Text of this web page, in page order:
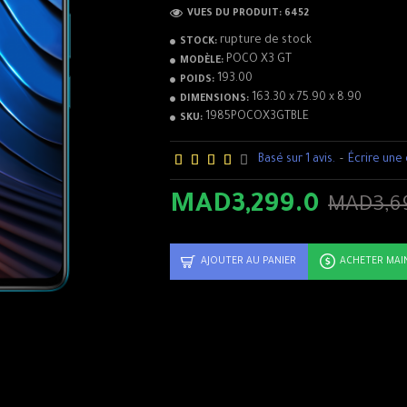
équilibrent efficacement les
chargement plus courts, que vous
STOCK: rupture de stock
MODÈLE: POCO X3 GT
POIDS: 193.00
DIMENSIONS: 163.30 x 75.90 x 8.90
SKU: 1985POCOX3GTBLE
VUES DU PRODUIT: 6452
Basé sur 1 avis. - Écrire
MAD3,299.0
AJOUTER AU PANIER ACHETER